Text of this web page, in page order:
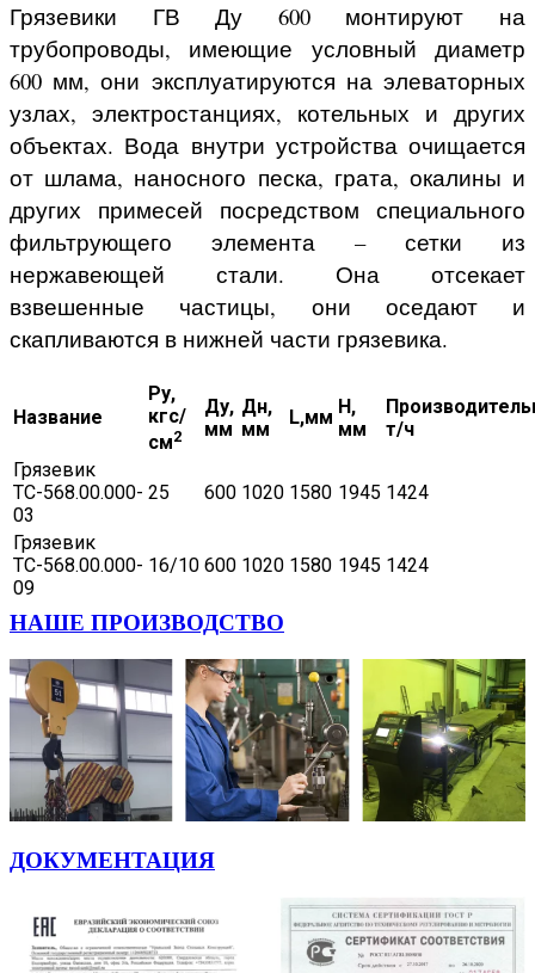
Грязевики ГВ Ду 600 монтируют на
трубопроводы, имеющие условный диаметр
600 мм, они эксплуатируются на элеваторных
узлах, электростанциях, котельных и других
объектах. Вода внутри устройства очищается
от шлама, наносного песка, грата, окалины и
других примесей посредством специального
фильтрующего элемента – сетки из
нержавеющей стали. Она отсекает
взвешенные частицы, они оседают и
скапливаются в нижней части грязевика.
Название
Ру,
кгс/
см2
Ду,
мм
Дн,
мм
L,мм H,
мм
т/ч
Грязевик
ТС-568.00.000-
03
25 600 1020 1580 1945 1424
Грязевик
ТС-568.00.000-
09
16/10 600 1020 1580 1945 1424
НАШЕ ПРОИЗВОДСТВО
ДОКУМЕНТАЦИЯ